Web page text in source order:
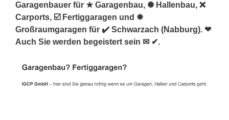
Garagenbauer für ★ Garagenbau, ✺ Hallenbau, ❌
Carports, ☑️ Fertiggaragen und ✹
Großraumgaragen für ✔️ Schwarzach (Nabburg). ❤
Auch Sie werden begeistert sein ✉ ✔.